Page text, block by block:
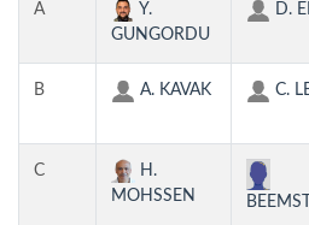
A
Y.
GUNGORDU
D.
B A. KAVAK C.
C
H.
MOHSSEN